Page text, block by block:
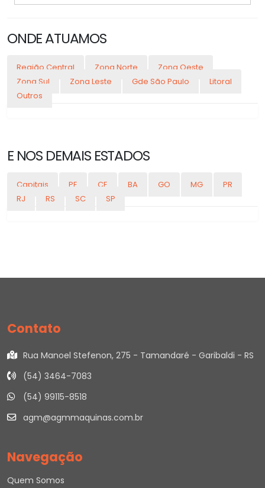
ONDE ATUAMOS
Região Central Zona Norte
Zona Oeste
Zona Sul
Zona Leste Gde São Paulo
Litoral
Outros
E NOS DEMAIS ESTADOS
Capitais PE CE BA GO MG
PR
RJ
RS SC SP
Contato
Rua Manoel Stefenon, 275 - Tamandaré - Garibaldi - RS
(54) 3464-7083
(54) 99115-8518
agm@agmmaquinas.com.br
Navegação
Quem Somos